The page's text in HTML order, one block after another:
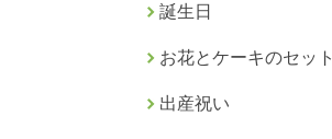
誕生日
お花とケーキのセット
出産祝い